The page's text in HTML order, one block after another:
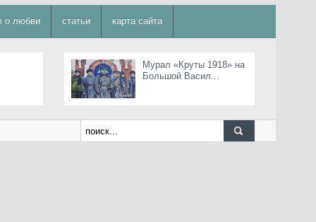
о любви статьи карта сайта
Мурал «Круты 1918» на
Большой Васил...